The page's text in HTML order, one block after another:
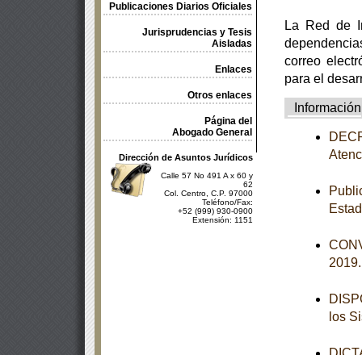
Publicaciones Diarios Oficiales
Jurisprudencias y Tesis
Aisladas
Enlaces
Otros enlaces
Página del
Abogado General
Dirección de Asuntos Jurídicos
Calle 57 No 491 A x 60 y
62
Col. Centro, C.P. 97000
Teléfono/Fax:
+52 (999) 930-0900
Extensión: 1151
La Red de
correo
para el
Información
los